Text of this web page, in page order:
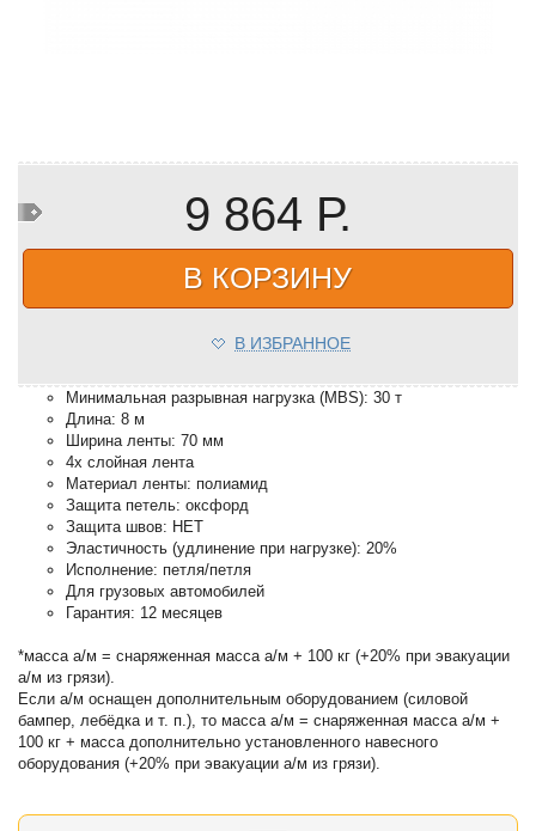
9 864 Р.
В КОРЗИНУ
В ИЗБРАННОЕ
Минимальная разрывная нагрузка (MBS): 30 т
Длина: 8 м
Ширина ленты: 70 мм
4х слойная лента
Материал ленты: полиамид
Защита петель: оксфорд
Защита швов: НЕТ
Эластичность (удлинение при нагрузке): 20%
Исполнение: петля/петля
Для грузовых автомобилей
Гарантия: 12 месяцев
*масса а/м = снаряженная масса а/м + 100 кг (+20% при эвакуации
а/м из грязи).
Если а/м оснащен дополнительным оборудованием (силовой
бампер, лебёдка и т. п.), то масса а/м = снаряженная масса а/м +
100 кг + масса дополнительно установленного навесного
оборудования (+20% при эвакуации а/м из грязи).